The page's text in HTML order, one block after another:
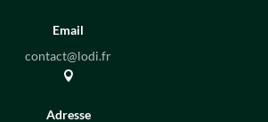
Email
contact@lodi.fr

Adresse